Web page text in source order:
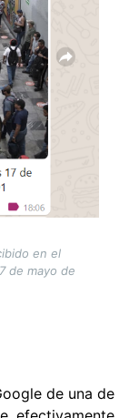
en el
de mayo de
de una de